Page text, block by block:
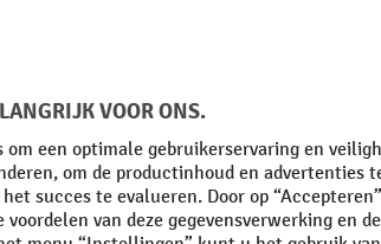
Bouwhek bodemplaat Schake, vast